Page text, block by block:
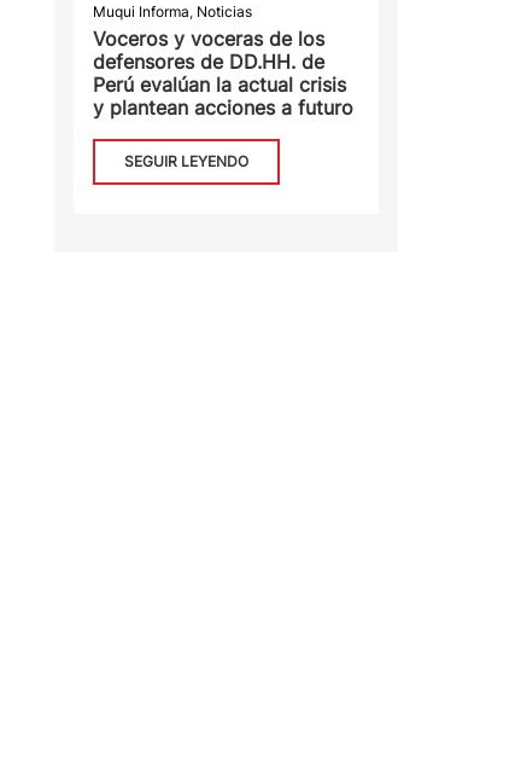
Muqui Informa, Noticias
Voceros y voceras de los
defensores de DD.HH. de
Perú evalúan la actual crisis
y plantean acciones a futuro
SEGUIR LEYENDO